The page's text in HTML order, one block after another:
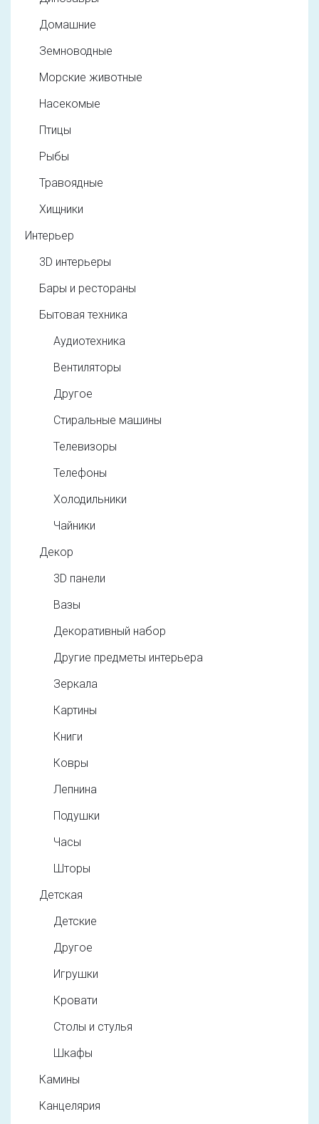
Домашние
Земноводные
Морские животные
Насекомые
Птицы
Рыбы
Травоядные
Хищники
Интерьер
3D интерьеры
Бары и рестораны
Бытовая техника
Аудиотехника
Вентиляторы
Другое
Стиральные машины
Телевизоры
Телефоны
Холодильники
Чайники
Декор
3D панели
Вазы
Декоративный набор
Другие предметы интерьера
Зеркала
Картины
Книги
Ковры
Лепнина
Подушки
Часы
Шторы
Детская
Детские
Другое
Игрушки
Кровати
Столы и стулья
Шкафы
Камины
Канцелярия